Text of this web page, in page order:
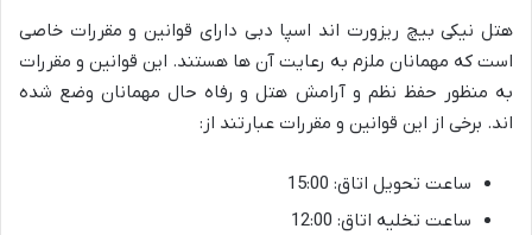
هتل نیکی بیچ ریزورت اند اسپا دبی دارای قوانین و مقررات خاصی
است که مهمانان ملزم به رعایت آن ها هستند. این قوانین و مقررات
به منظور حفظ نظم و آرامش هتل و رفاه حال مهمانان وضع شده
اند. برخی از این قوانین و مقررات عبارتند از:
ساعت تحویل اتاق: 15:00
ساعت تخلیه اتاق: 12:00